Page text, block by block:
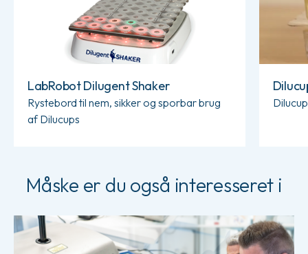
LabRobot Dilugent Shaker
Rystebord til nem, sikker og sporbar brug
af Dilucups
Måske er du også interesseret i
Læs mere om Service